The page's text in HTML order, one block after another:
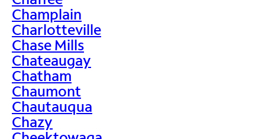
Champlain
Charlotteville
Chase Mills
Chateaugay
Chatham
Chaumont
Chautauqua
Chazy